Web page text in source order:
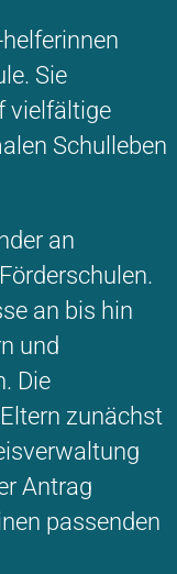
Sie
vielfältige
Schulleben
an
an bis hin
und
Die
zunächst
Antrag
passenden